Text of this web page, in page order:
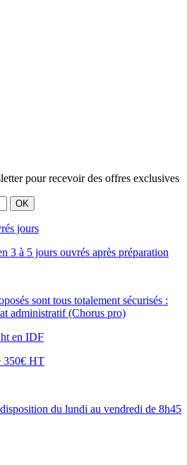
pour recevoir des offres exclusives
jours
3 à 5 jours ouvrés après préparation
sont tous totalement sécurisés :
administratif (Chorus pro)
en IDF
350€ HT
du lundi au vendredi de 8h45